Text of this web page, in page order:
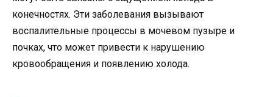
конечностях. Эти заболевания вызывают
воспалительные процессы в мочевом пузыре и
почках, что может привести к нарушению
кровообращения и появлению холода.